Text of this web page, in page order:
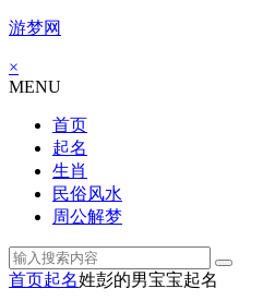
游梦网
×
MENU
首页
起名
生肖
民俗风水
周公解梦
首页起名姓彭的男宝宝起名